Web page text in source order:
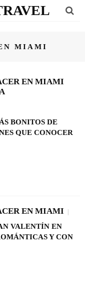
MIAMI
EN MIAMI
BONITOS DE
QUE CONOCER
EN MIAMI
VALENTÍN EN
Y CON